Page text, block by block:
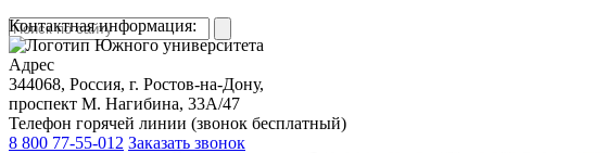
Контактная информация:
Адрес
344068, Россия, г. Ростов-на-Дону,
проспект М. Нагибина, 33А/47
Телефон горячей линии (звонок бесплатный)
8 800 77-55-012 Заказать звонок